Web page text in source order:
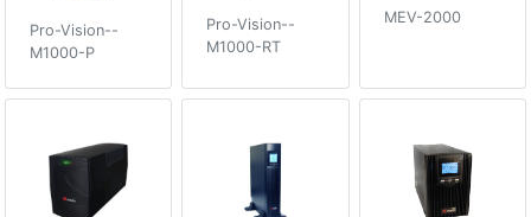
Pro-Vision--
M1000-P
Pro-Vision--
M1000-RT
MEV-2000